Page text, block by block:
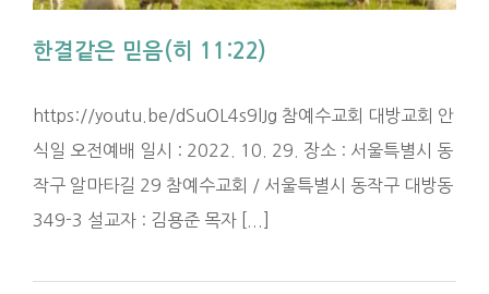
한결같은 믿음(히 11:22)
https://youtu.be/dSuOL4s9lJg 참예수교회 대방교회 안
식일 오전예배 일시 : 2022. 10. 29. 장소 : 서울특별시 동
작구 알마타길 29 참예수교회 / 서울특별시 동작구 대방동
349-3 설교자 : 김용준 목자 [...]